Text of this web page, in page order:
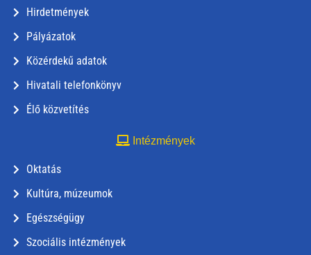
Hirdetmények
Pályázatok
Közérdekű adatok
Hivatali telefonkönyv
Élő közvetítés
Intézmények
Oktatás
Kultúra, múzeumok
Egészségügy
Szociális intézmények